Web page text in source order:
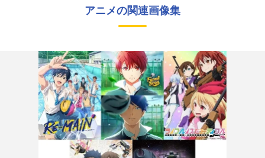
アニメの関連画像集